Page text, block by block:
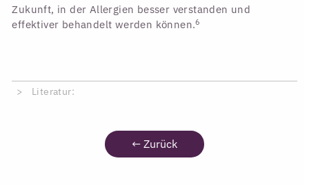
Zukunft, in der Allergien besser verstanden und
effektiver behandelt werden können.6
Literatur:
← Zurück